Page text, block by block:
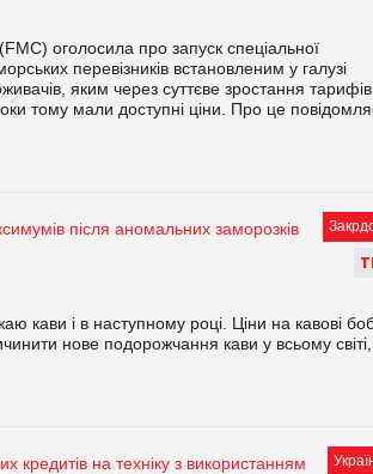
оголосила про запуск спеціальної
перевізників встановленим у галузі
яким через суттєве зростання тарифів
тому мали доступні ціни. Про це
Т
після аномальних заморозків
кави і в наступному році. Ціни на кавові
нове подорожчання кави у всьому світі,
кредитів на техніку з використанням